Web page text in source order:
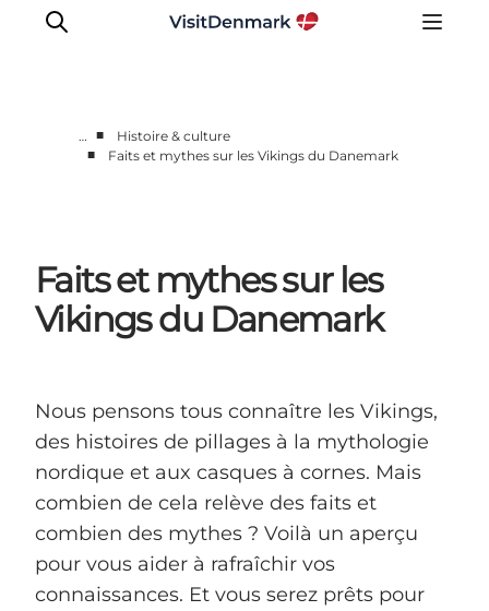
Hébergements
Planifiez votre voyage
… ■
Histoire & culture
■
Faits et mythes sur les Vikings du Danemark
Faits et mythes sur les
Vikings du Danemark
Nous pensons tous connaître les Vikings,
des histoires de pillages à la mythologie
nordique et aux casques à cornes. Mais
combien de cela relève des faits et
combien des mythes ? Voilà un aperçu
pour vous aider à rafraîchir vos
connaissances. Et vous serez prêts pour